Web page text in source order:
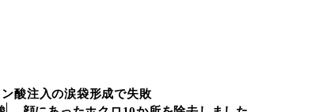
ン酸注入の涙袋形成で失敗